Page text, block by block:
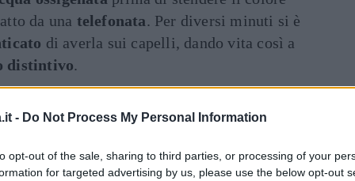
- Do Not Process My Personal Information
opt-out of the sale, sharing to third parties, or processing of your
for targeted advertising by us, please use the below opt-out
da una telefonata. Per diversi minuti si è
di averla sui capelli, dando vita così a
distintivo.
dallaSiciliaaGenovaper